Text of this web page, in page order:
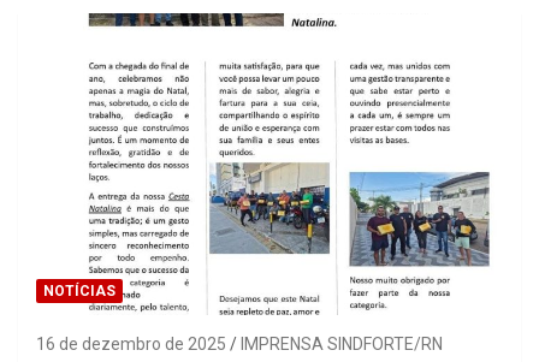
NOTÍCIAS
16 de dezembro de 2025 IMPRENSA SINDFORTE/RN